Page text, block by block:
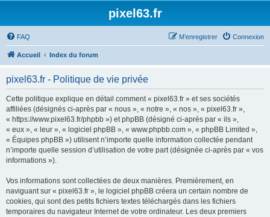
pixel63.fr
FAQ Connexion
M’enregistrer
Accueil Index du forum
pixel63.fr - Politique de vie privée
Cette politique explique en détail comment « pixel63.fr » et ses sociétés
affiliées (désignés ci-après par « nous », « notre », « nos », « pixel63.fr »,
« https://www.pixel63.fr/phpbb ») et phpBB (désigné ci-après par « ils »,
« eux », « leur », « logiciel phpBB », « www.phpbb.com », « phpBB Limited »,
« Équipes phpBB ») utilisent n’importe quelle information collectée pendant
n’importe quelle session d’utilisation de votre part (désignée ci-après par « vos
informations »).
Vos informations sont collectées de deux manières. Premièrement, en
naviguant sur « pixel63.fr », le logiciel phpBB créera un certain nombre de
cookies, qui sont des petits fichiers textes téléchargés dans les fichiers
temporaires du navigateur Internet de votre ordinateur. Les deux premiers